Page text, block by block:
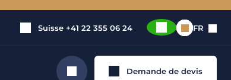
Suisse +41 22 355 06 24 FR
Rechercher Demande de devis